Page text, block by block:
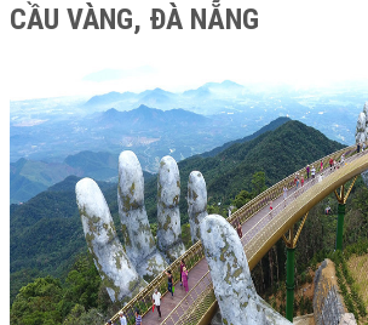
CẦU VÀNG, ĐÀ NẴNG